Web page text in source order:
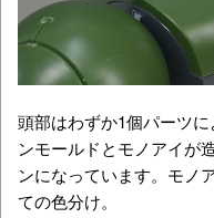
頭部はわずか1個パーツ
ンモールドとモノアイが
ンになっています。モノ
ての色分け。